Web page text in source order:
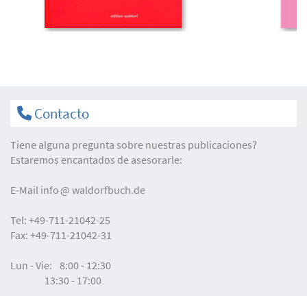
Contacto
Tiene alguna pregunta sobre nuestras publicaciones?
Estaremos encantados de asesorarle:
E-Mail info waldorfbuch.de
Tel: +49-711-21042-25
Fax: +49-711-21042-31
Lun - Vie: 8:00 - 12:30
13:30 - 17:00